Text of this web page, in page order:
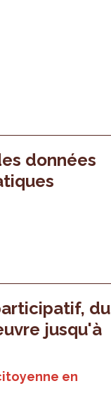
données
du
jusqu'à
en